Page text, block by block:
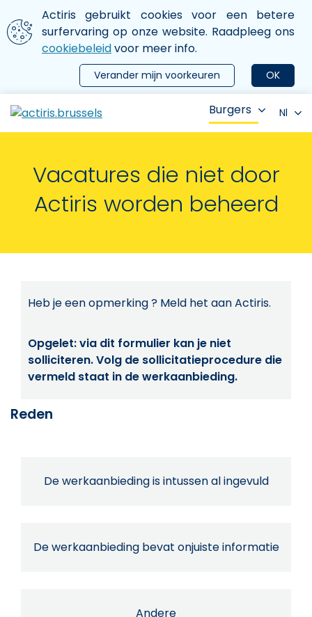
Aller au contenu principal
We gebruiken cookies
Actiris gebruikt cookies voor een betere
surfervaring op onze website. Raadpleeg ons
cookiebeleidvoor meer info.
OK
Verander mijn voorkeuren
le menu
Burgers Nl
Vacatures die niet door
Actiris worden beheerd
Heb je een opmerking ? Meld het aan Actiris.
Opgelet: via dit formulier kan je niet
solliciteren. Volg de sollicitatieprocedure die
vermeld staat in de werkaanbieding.
Reden
De werkaanbieding is intussen al ingevuld
De werkaanbieding bevat onjuiste informatie
Andere